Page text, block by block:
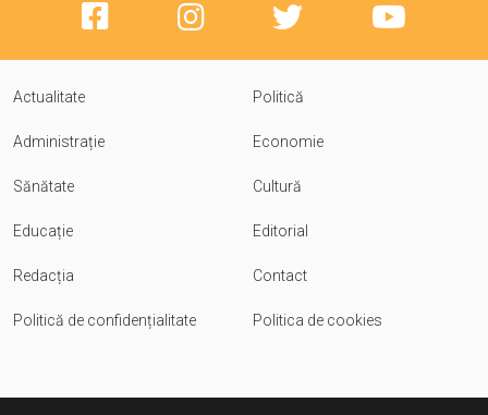
Actualitate Politică
Administrație Economie
Sănătate Cultură
Educație Editorial
Redacția Contact
Politică de confidențialitate Politica de cookies